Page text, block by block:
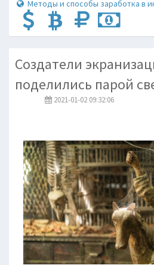
Методы и способы заработка в
Создатели
поделились парой
2021-01-02 09:32:06